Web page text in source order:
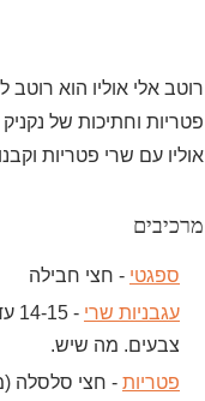
רוטב אלי אוליו הוא
פטריות וחתיכות של
אוליו עם שרי פטריות
מרכיבים
ספגטי - חצי חבילה
עגבניות שרי
-
צבעים. מה שיש.
פטריות - חצי סלסלה (משהו כמו 6-7